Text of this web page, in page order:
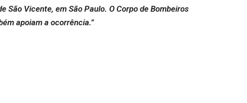
São Vicente, em São Paulo. O Corpo de Bombeiros
apoiam a ocorrência.”